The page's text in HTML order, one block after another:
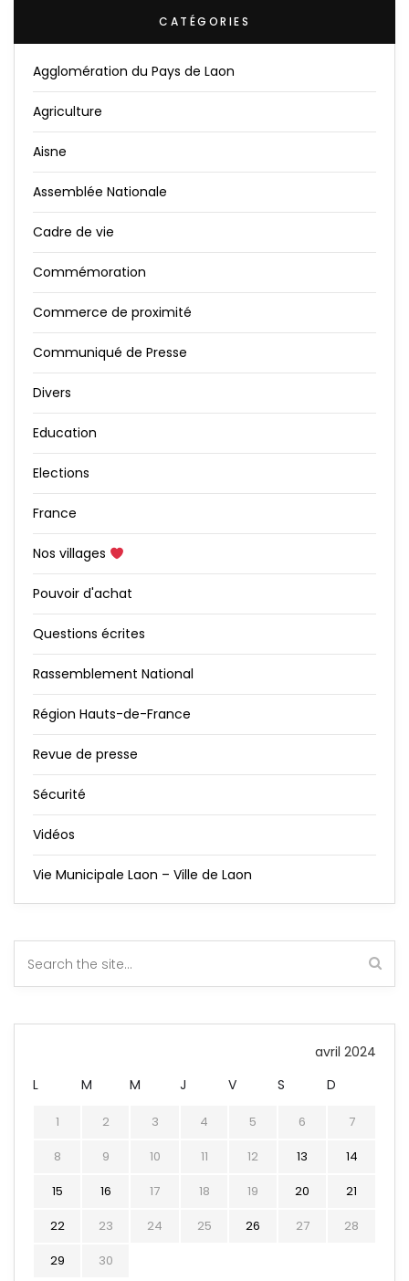
CATÉGORIES
Agglomération du Pays de Laon
Agriculture
Aisne
Assemblée Nationale
Cadre de vie
Commémoration
Commerce de proximité
Communiqué de Presse
Divers
Education
Elections
France
Nos villages
Pouvoir d'achat
Questions écrites
Rassemblement National
Région Hauts-de-France
Revue de presse
Sécurité
Vidéos
Vie Municipale Laon – Ville de Laon
avril 2024
L
M M J V S D
1 2 3 4 5 6
7
8
9 10 11 12 13
14
15
16 17 18 19 20
21
22
23 24 25 26 27
28
29
30